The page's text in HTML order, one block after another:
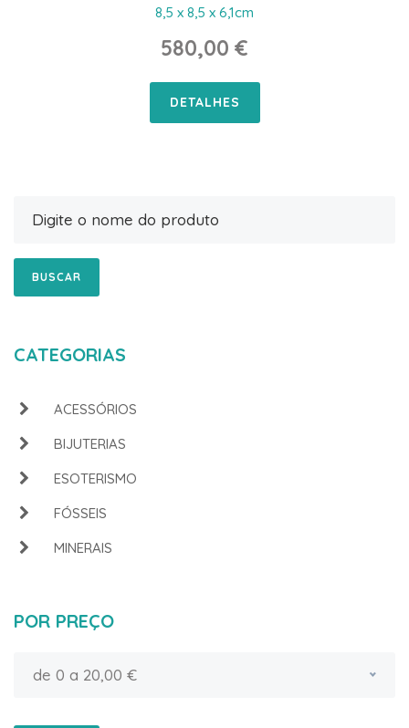
8,5 x 8,5 x 6,1cm
580,00 €
DETALHES
BUSCAR
CATEGORIAS
ACESSÓRIOS
BIJUTERIAS
ESOTERISMO
FÓSSEIS
MINERAIS
POR PREÇO
de 0 a 20,00 €